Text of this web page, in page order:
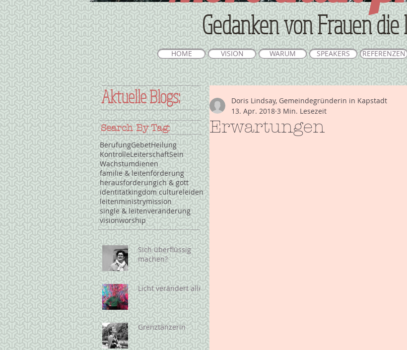
Gedanken von Frauen
HOME VISION WARUM SPEAKERS REFERENZEN
Aktuelle Blogs:
Search By Tag:
BerufungGebetHeilung
KontrolleLeiterschaftSein
Wachstumdienen
familie & leitenförderung
herausforderungich & gott
identitätkingdom cultureleiden
leitenministrymission
single & leitenveränderung
visionworship
Sich überflüssig
machen?
Licht verändert alles
Grenztänzerin
Erwartungen
Doris Lindsay, Gemeindegründerin in Kapstadt
13. Apr. 2018 3 Min. Lesezeit